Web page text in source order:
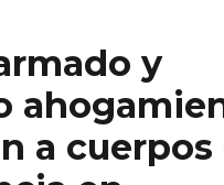
y
a cuerpos